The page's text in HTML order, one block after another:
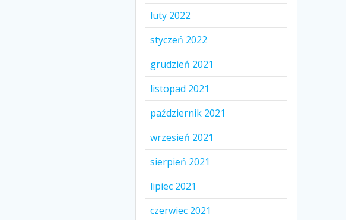
luty 2022
styczeń 2022
grudzień 2021
listopad 2021
październik 2021
wrzesień 2021
sierpień 2021
lipiec 2021
czerwiec 2021